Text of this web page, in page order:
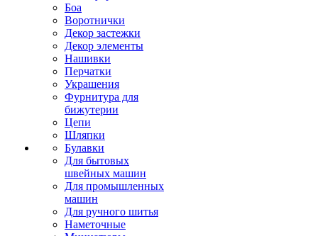
Боа
Воротнички
Декор застежки
Декор элементы
Нашивки
Перчатки
Украшения
Фурнитура для
бижутерии
Цепи
Шляпки
Булавки
Для бытовых
швейных машин
Для промышленных
машин
Для ручного шитья
Наметочные